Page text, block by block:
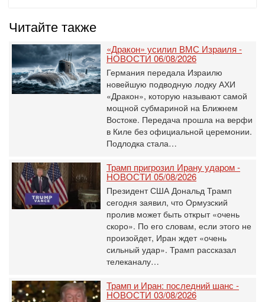
Читайте также
«Дракон» усилил ВМС Израиля -
НОВОСТИ 06/08/2026
Германия передала Израилю
новейшую подводную лодку АХИ
«Дракон», которую называют самой
мощной субмариной на Ближнем
Востоке. Передача прошла на верфи
в Киле без официальной церемонии.
Подлодка стала…
Трамп пригрозил Ирану ударом -
НОВОСТИ 05/08/2026
Президент США Дональд Трамп
сегодня заявил, что Ормузский
пролив может быть открыт «очень
скоро». По его словам, если этого не
произойдет, Иран ждет «очень
сильный удар». Трамп рассказал
телеканалу…
Трамп и Иран: последний шанс -
НОВОСТИ 03/08/2026